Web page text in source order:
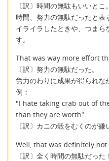
〔訳〕時間の無駄もいいとこ。
時間、努力の無駄だったと表
イライラしたときや、つまら
す。
That was way more effort
〔訳〕努力の無駄だった。
労力のわりに成果が得られな
例：
"I hate taking crab out of
than they are worth".
〔訳〕カニの殻をむくのが嫌
Well, that was definitely
〔訳〕全く時間の無駄だった！